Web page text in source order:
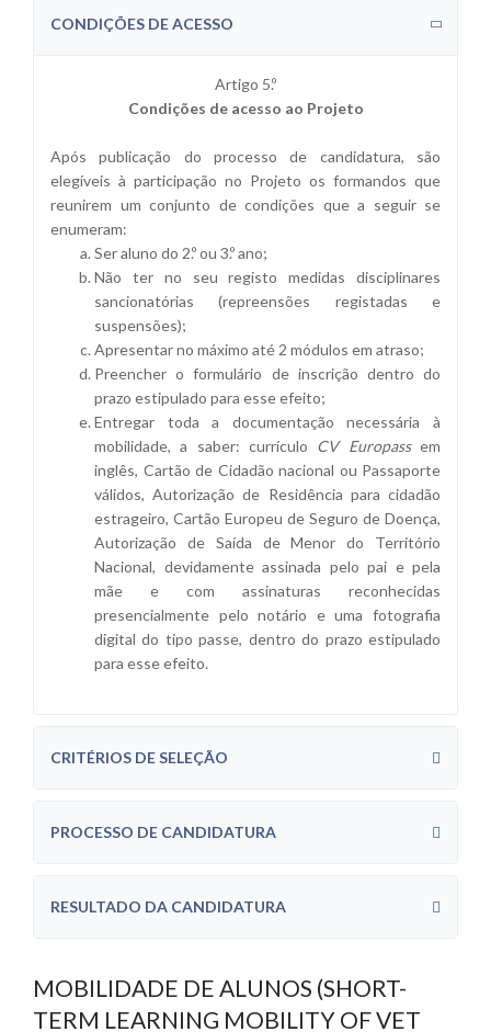
CONDIÇÕES DE ACESSO
Artigo 5.º
Condições de acesso ao Projeto
Após publicação do processo de candidatura, são
elegíveis à participação no Projeto os formandos que
reunirem um conjunto de condições que a seguir se
enumeram:
Ser aluno do 2.º ou 3.º ano;
Não ter no seu registo medidas disciplinares
sancionatórias (repreensões registadas e
suspensões);
Apresentar no máximo até 2 módulos em atraso;
Preencher o formulário de inscrição dentro do
prazo estipulado para esse efeito;
Entregar toda a documentação necessária à
mobilidade, a saber: currículo CV Europassem
inglês, Cartão de Cidadão nacional ou Passaporte
válidos, Autorização de Residência para cidadão
estrageiro, Cartão Europeu de Seguro de Doença,
Autorização de Saída de Menor do Território
Nacional, devidamente assinada pelo pai e pela
mãe e com assinaturas reconhecidas
presencialmente pelo notário e uma fotografia
digital do tipo passe, dentro do prazo estipulado
para esse efeito.
CRITÉRIOS DE SELEÇÃO
PROCESSO DE CANDIDATURA
RESULTADO DA CANDIDATURA
MOBILIDADE DE ALUNOS (SHORT-
TERM LEARNING MOBILITY OF VET